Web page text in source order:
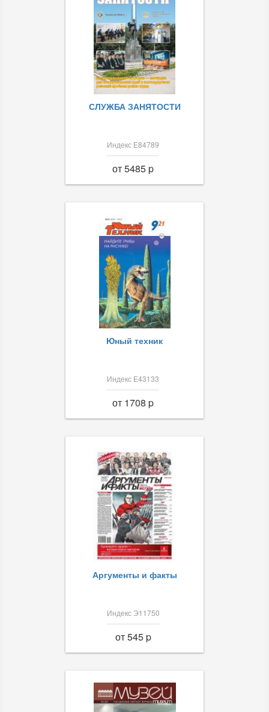
СЛУЖБА ЗАНЯТОСТИ
Индекс Е84789
от 5485 p
Юный техник
Индекс Е43133
от 1708 p
Аргументы и факты
Индекс Э11750
от 545 p